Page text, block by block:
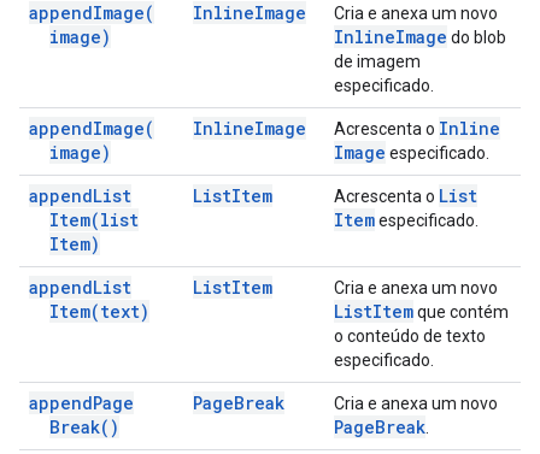
appendImage(
image)
InlineImage Cria e anexa um novo
InlineImage do blob
de imagem
especificado.
appendImage(
image)
InlineImage Acrescenta o Inline
Image especificado.
appendList
Item(list
Item)
ListItem Acrescenta o List
Itemespecificado.
appendList
Item(text)
ListItem Cria e anexa um novo
ListItemque contém
o conteúdo de texto
especificado.
appendPage
Break( )
PageBreak Cria e anexa um novo
PageBreak